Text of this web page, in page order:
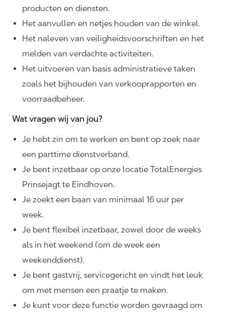
producten en diensten.
Het aanvullen en netjes houden van de winkel.
Het naleven van veiligheidsvoorschriften en het
melden van verdachte activiteiten.
Het uitvoeren van basis administratieve taken
zoals het bijhouden van verkooprapporten en
voorraadbeheer.
Wat vragen wij van jou?
Je hebt zin om te werken en bent op zoek naar
een parttime dienstverband.
Je bent inzetbaar op onze locatie TotalEnergies
Prinsejagt te Eindhoven.
Je zoekt een baan van minimaal 16 uur per
week.
Je bent flexibel inzetbaar, zowel door de weeks
als in het weekend (om de week een
weekenddienst).
Je bent gastvrij, servicegericht en vindt het leuk
om met mensen een praatje te maken.
Je kunt voor deze functie worden gevraagd om